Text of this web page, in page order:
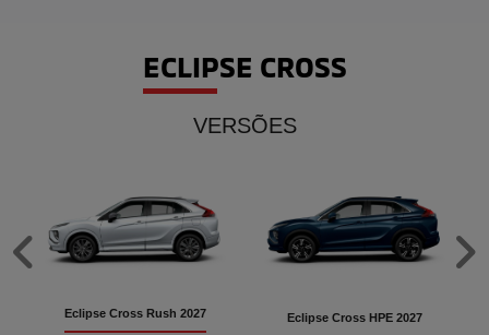
ECLIPSE CROSS
VERSÕES
Eclipse Cross Rush 2027 Eclipse Cross HPE 2027
Anterior